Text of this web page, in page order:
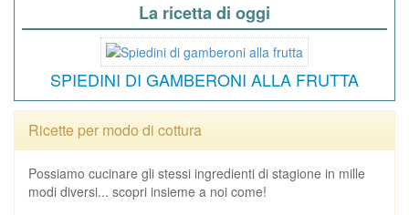
La ricetta di oggi
SPIEDINI DI GAMBERONI ALLA FRUTTA
Ricette per modo di cottura
Possiamo cucinare gli stessi ingredienti di stagione in mille
modi diversi... scopri insieme a noi come!